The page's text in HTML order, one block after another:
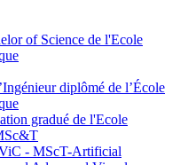
of Science de l'Ecole
diplômé de l’École
gradué de l'Ecole
- MScT-Artificial